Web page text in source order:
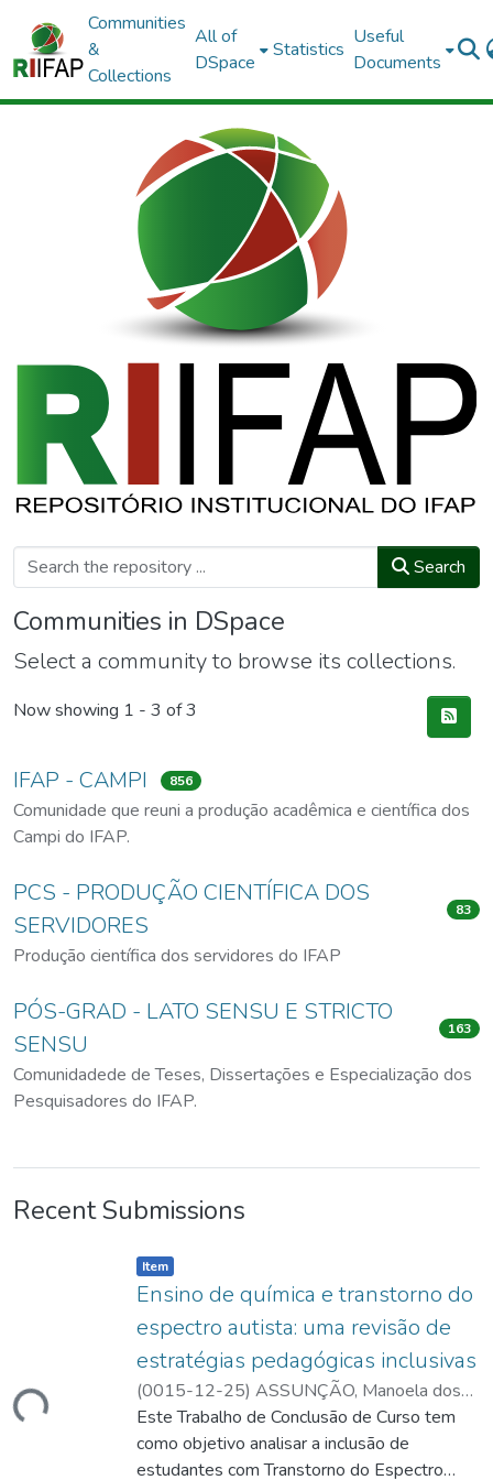
Communities
&
Collections
All of
DSpace
Statistics
Useful
Documents
Search
Communities in DSpace
Select a community to browse its collections.
Now showing 1 - 3 of 3
IFAP - CAMPI 856
Comunidade que reuni a produção acadêmica e científica dos
Campi do IFAP.
PCS - PRODUÇÃO CIENTÍFICA DOS
SERVIDORES
83
Produção científica dos servidores do IFAP
PÓS-GRAD - LATO SENSU E STRICTO
SENSU
163
Comunidadede de Teses, Dissertações e Especialização dos
Pesquisadores do IFAP.
Recent Submissions
Item type:
Item ,
Ensino de química e transtorno do
espectro autista: uma revisão de
estratégias pedagógicas inclusivas
(0015-12-25) ASSUNÇÃO, Manoela dos
Santos;MARTELL, Dr. Danay Rosa
Dupeyron;
http://lattes.cnpq.br/1772611806992849
Este Trabalho de Conclusão de Curso tem
como objetivo analisar a inclusão de
estudantes com Transtorno do Espectro